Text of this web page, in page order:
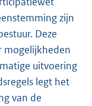
zijn
Deze
mogelijkheden
uitvoering
legt het
van de